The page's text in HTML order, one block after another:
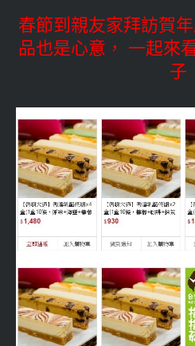
春節到親友家拜訪賀
品也是心意， 一起來
子